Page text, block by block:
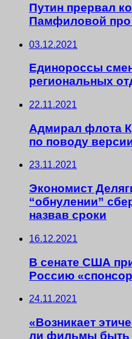
Путин прервал
Памфиловой про
03.12.2021
Единороссы
региональных
22.11.2021
Адмирал флота
по поводу
23.11.2021
Экономист
“обнулении”
назвав сроки
16.12.2021
В сенате США
Россию
24.11.2021
«Возникает
ли фильмы быть